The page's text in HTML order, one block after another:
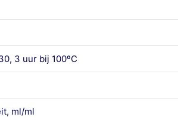
3 uur bij 100ºC
ml/ml